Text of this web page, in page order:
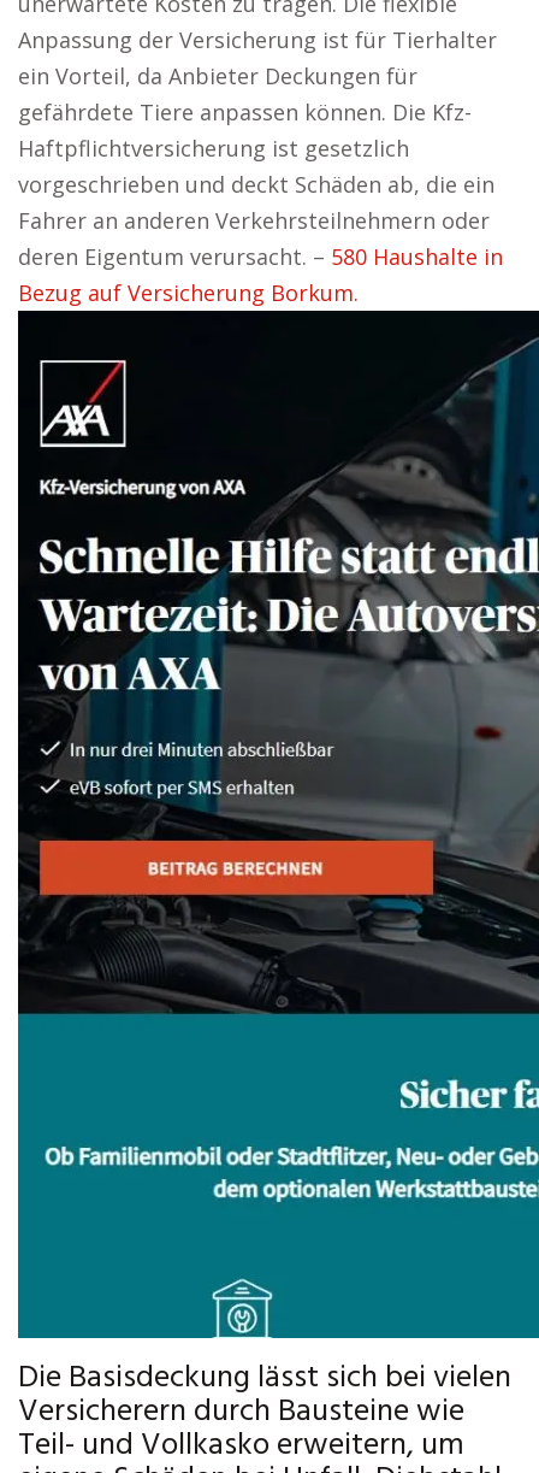
Anpassung der Versicherung ist für Tierhalter
ein Vorteil, da Anbieter Deckungen für
gefährdete Tiere anpassen können. Die Kfz-
Haftpflichtversicherung ist gesetzlich
vorgeschrieben und deckt Schäden ab, die ein
Fahrer an anderen Verkehrsteilnehmern oder
deren Eigentum verursacht. – 580 Haushalte in
Bezug auf Versicherung Borkum.
Die Basisdeckung lässt sich bei vielen
Versicherern durch Bausteine wie
Teil- und Vollkasko erweitern, um